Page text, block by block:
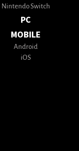
Nintendo Switch
PC
MOBILE
Android
iOS